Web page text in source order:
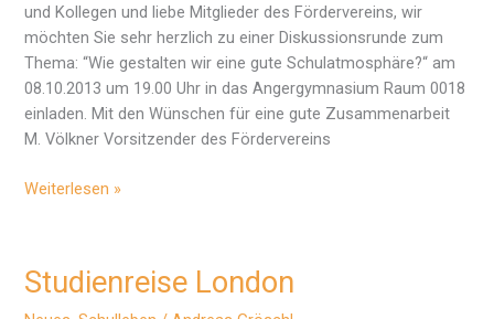
und Kollegen und liebe Mitglieder des Fördervereins, wir
möchten Sie sehr herzlich zu einer Diskussionsrunde zum
Thema: “Wie gestalten wir eine gute Schulatmosphäre?“ am
08.10.2013 um 19.00 Uhr in das Angergymnasium Raum 0018
einladen. Mit den Wünschen für eine gute Zusammenarbeit
M. Völkner Vorsitzender des Fördervereins
Der
Weiterlesen »
Studienreise London